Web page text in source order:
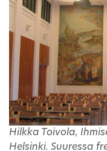
Hilkka Toivola,
Helsinki. Suuressa